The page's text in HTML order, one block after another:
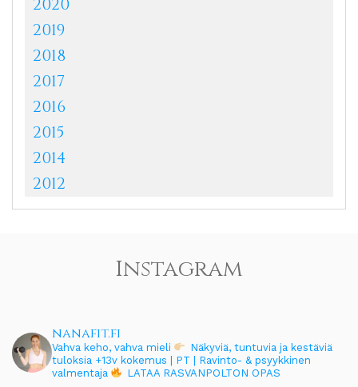
2020
2019
2018
2017
2016
2015
2014
2012
Instagram
nanafit.fi
Vahva keho, vahva mieli
Näkyviä, tuntuvia ja kestäviä
tuloksia +13v kokemus | PT | Ravinto- & psyykkinen
valmentaja
LATAA RASVANPOLTON OPAS